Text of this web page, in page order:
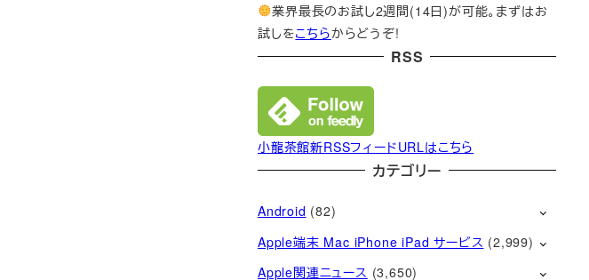
業界最長のお試し2週間(14日)が可能。まずはお
試しをこちらからどうぞ!
RSS
小龍茶館新RSSフィードURLはこちら
カテゴリー
Android (82)
Apple端末 Mac iPhone iPad サービス (2,999)
Apple関連ニュース (3,650)